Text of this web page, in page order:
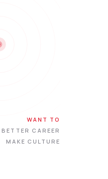
WANT TO
BETTER CAREER
MAKE CULTURE